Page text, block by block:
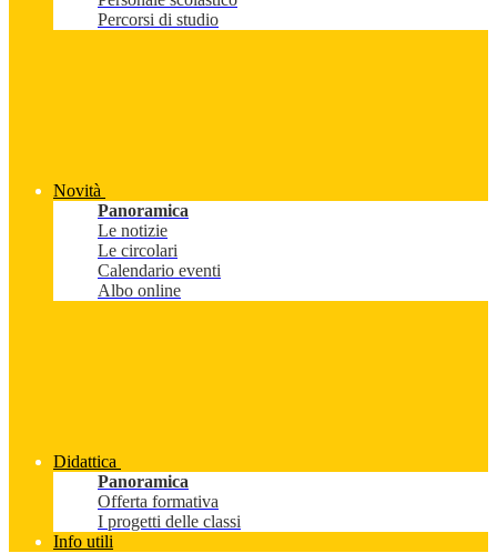
Percorsi di studio
Novità
Panoramica
Le notizie
Le circolari
Calendario eventi
Albo online
Didattica
Panoramica
Offerta formativa
I progetti delle classi
Info utili